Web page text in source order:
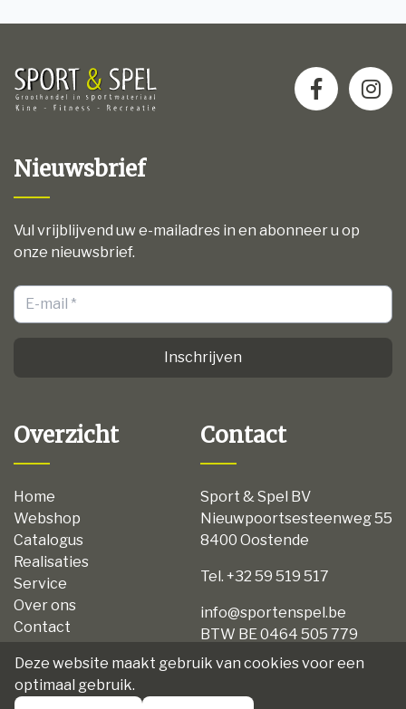
Nieuwsbrief
Vul vrijblijvend uw e-mailadres in en abonneer u op
onze nieuwsbrief.
Inschrijven
Overzicht
Home
Webshop
Catalogus
Realisaties
Service
Over ons
Contact
Disclaimer
Algemene voorwaarden
Contact
Sport & Spel BV
Nieuwpoortsesteenweg 55
8400 Oostende
Tel. +32 59 519 517
info@sportenspel.be
BTW BE 0464 505 779
Deze website maakt gebruik van cookies voor een
optimaal gebruik.